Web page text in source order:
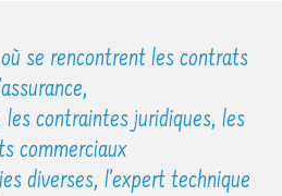
se rencontrent les contrats
les contraintes juridiques, les
commerciaux
diverses, l’expert technique